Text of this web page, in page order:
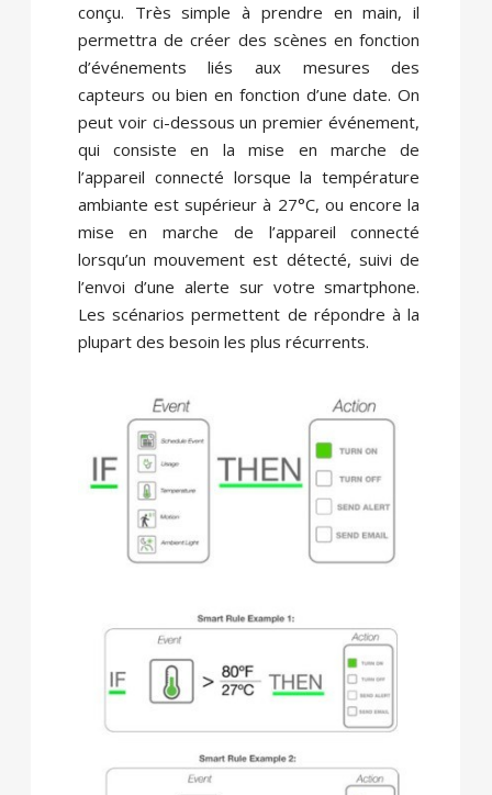
conçu. Très simple à prendre en main, il
permettra de créer des scènes en fonction
d’événements liés aux mesures des
capteurs ou bien en fonction d’une date. On
peut voir ci-dessous un premier événement,
qui consiste en la mise en marche de
l’appareil connecté lorsque la température
ambiante est supérieur à 27°C, ou encore la
mise en marche de l’appareil connecté
lorsqu’un mouvement est détecté, suivi de
l’envoi d’une alerte sur votre smartphone.
Les scénarios permettent de répondre à la
plupart des besoin les plus récurrents.